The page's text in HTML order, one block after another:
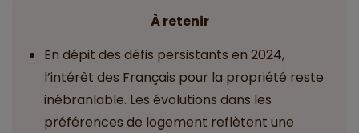
À retenir
En dépit des défis persistants en 2024,
l’intérêt des Français pour la propriété reste
inébranlable. Les évolutions dans les
préférences de logement reflètent une